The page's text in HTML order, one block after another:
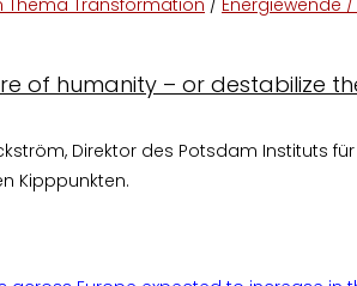
Thema Transformation / Energiewende /
of humanity – or destabilize
Direktor des Potsdam Instituts
Kipppunkten.